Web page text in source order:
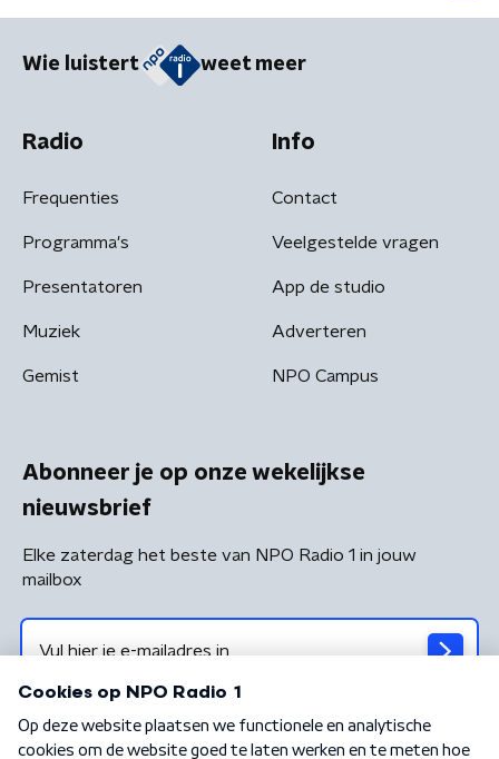
Wie luistert weet meer
Radio
Frequenties
Programma's
Presentatoren
Muziek
Gemist
Info
Contact
Veelgestelde vragen
App de studio
Adverteren
NPO Campus
Abonneer je op onze wekelijkse
nieuwsbrief
Elke zaterdag het beste van NPO Radio 1 in jouw
mailbox